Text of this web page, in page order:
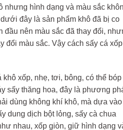
nhưng hình dạng và màu sắc
đây là sản phẩm khô đã bị co
đầu nên màu sắc đã thay đổi,
đổi màu sắc. Vậy cách sấy cá xốp
xốp, nhẹ, tơi, bông, có thể bóp
sấy thăng hoa, đây là phương
dùng không khí khô, mà dựa
dung dịch bột lỏng, sấy cà chua
nhau, xốp giòn, giữ hình dạng